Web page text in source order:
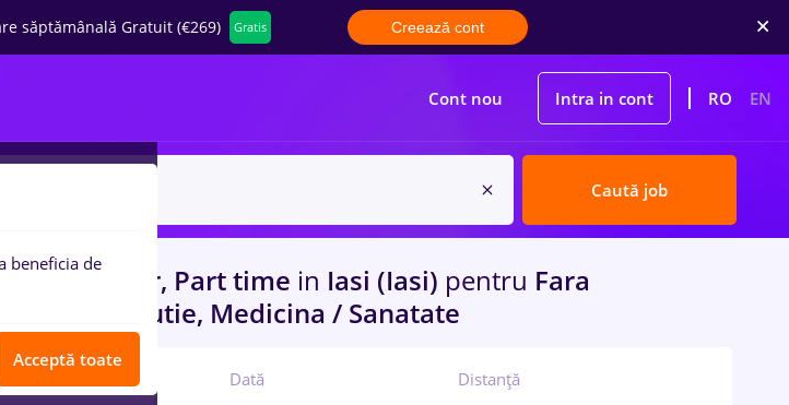
săptămânală Gratuit (€269) Gratis Creează cont
Cont nou Intra in cont RO EN
Caută job
pizzer, Part time in Iasi (Iasi) pentru Fara
/ Distributie, Medicina / Sanatate
Dată Distanță
beneficia de
Acceptă toate